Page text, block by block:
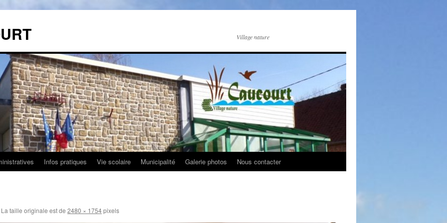
Village nature
Infos pratiques Vie scolaire Municipalité Galerie photos Nous contacter
La taille originale est de 2480 × 1754pixels